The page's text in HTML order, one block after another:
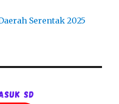
Serentak 2025